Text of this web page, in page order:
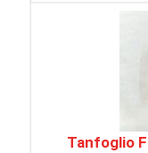
Tanfoglio